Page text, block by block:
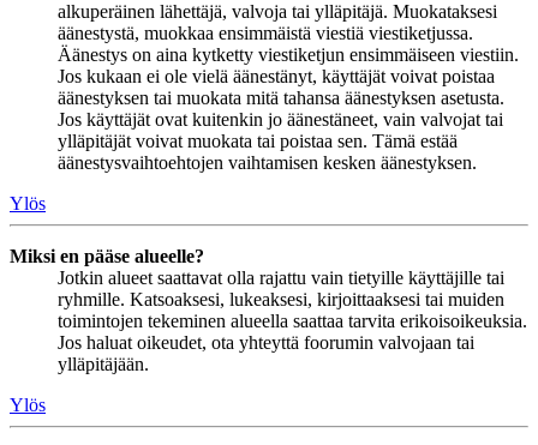
alkuperäinen lähettäjä, valvoja tai ylläpitäjä. Muokataksesi
äänestystä, muokkaa ensimmäistä viestiä viestiketjussa.
Äänestys on aina kytketty viestiketjun ensimmäiseen viestiin.
Jos kukaan ei ole vielä äänestänyt, käyttäjät voivat poistaa
äänestyksen tai muokata mitä tahansa äänestyksen asetusta.
Jos käyttäjät ovat kuitenkin jo äänestäneet, vain valvojat tai
ylläpitäjät voivat muokata tai poistaa sen. Tämä estää
äänestysvaihtoehtojen vaihtamisen kesken äänestyksen.
Ylös
Miksi en pääse alueelle?
Jotkin alueet saattavat olla rajattu vain tietyille käyttäjille tai
ryhmille. Katsoaksesi, lukeaksesi, kirjoittaaksesi tai muiden
toimintojen tekeminen alueella saattaa tarvita erikoisoikeuksia.
Jos haluat oikeudet, ota yhteyttä foorumin valvojaan tai
ylläpitäjään.
Ylös